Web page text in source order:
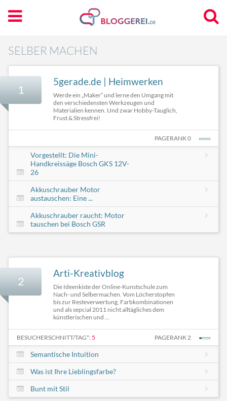
SELBER MACHEN
1
5gerade.de | Heimwerken
Werde ein „Maker“ und lerne den Umgang mit
den verschiedensten Werkzeugen und
Materialien kennen. Und zwar Hobby-Tauglich,
Frust & Stressfrei!
PAGERANK 0
Vorgestellt: Die Mini-
Handkreissäge Bosch GKS 12V-
26
Akkuschrauber Motor
austauschen: Eine ...
Akkuschrauber raucht: Motor
tauschen bei Bosch GSR
2
Arti-Kreativblog
Die Ideenkiste der Online-Kunstschule zum
Nach- und Selbermachen. Vom Löcherstopfen
bis zur Resteverwertung, Farbkombinationen
und als sepcial 2011 nicht alltägliches dem
künstlerischen und ...
BESUCHERSCHNITT/TAG*: 5 PAGERANK 2
Semantische Intuition
Was ist Ihre Lieblingsfarbe?
Bunt mit Stil